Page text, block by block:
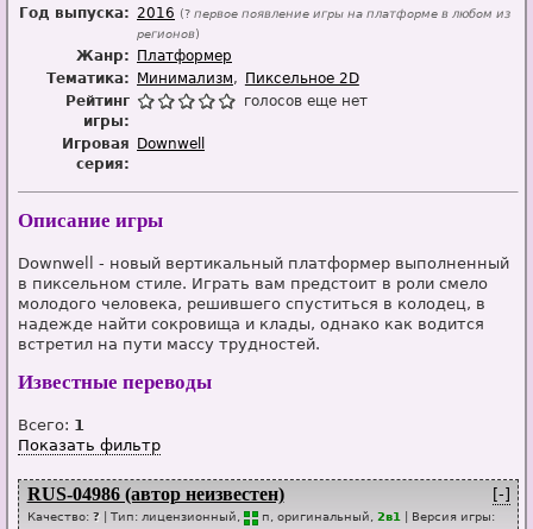
Год выпуска: 2016 (? первое появление игры на платформе в любом из
регионов)
Жанр:
Платформер
Тематика:
Минимализм
Пиксельное 2D
Рейтинг
игры:
голосов еще нет
Игровая
серия:
Downwell
Описание игры
Downwell - новый вертикальный платформер выполненный
в пиксельном стиле. Играть вам предстоит в роли смело
молодого человека, решившего спуститься в колодец, в
надежде найти сокровища и клады, однако как водится
встретил на пути массу трудностей.
Известные переводы
Всего: 1
Показать фильтр
[-]
RUS-04986 (автор неизвестен)
Качество: ? | Тип: лицензионный, п , оригинальный, 2в1 | Версия игры: